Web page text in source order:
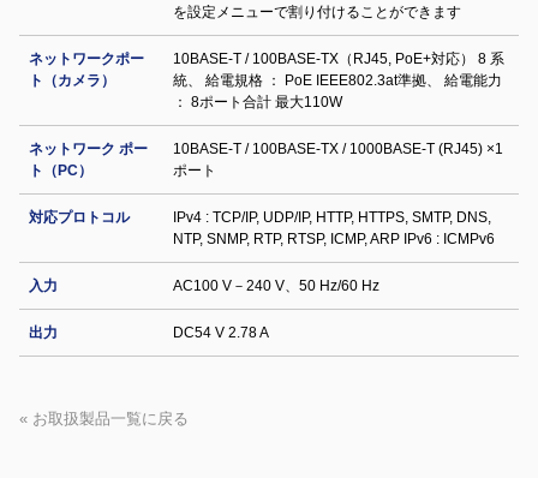
を設定メニューで割り付けることができます
ネットワークポー
ト（カメラ）
10BASE-T / 100BASE-TX（RJ45, PoE+対応） 8 系
統、 給電規格 ： PoE IEEE802.3at準拠、 給電能力
： 8ポート合計 最大110W
ネットワーク ポー
ト（PC）
10BASE-T / 100BASE-TX / 1000BASE-T (RJ45) ×1
ポート
対応プロトコル
IPv4 : TCP/IP, UDP/IP, HTTP, HTTPS, SMTP, DNS,
NTP, SNMP, RTP, RTSP, ICMP, ARP IPv6 : ICMPv6
入力 AC100 V－240 V、50 Hz/60 Hz
出力 DC54 V 2.78 A
« お取扱製品一覧に戻る